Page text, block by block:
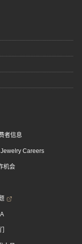
者信息
Careers
机会